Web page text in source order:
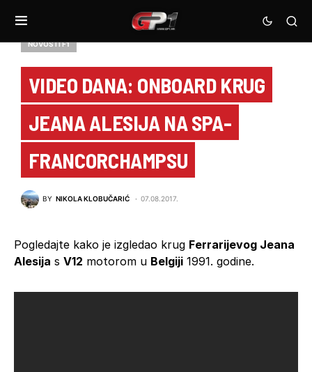
NOVOSTI F1
VIDEO DANA: ONBOARD KRUG
JEANA ALESIJA NA SPA-
FRANCORCHAMPSU
BY NIKOLA KLOBUČARIĆ 07.08.2017.
Pogledajte kako je izgledao krug Ferrarijevog Jeana
Alesija s V12 motorom u Belgiji 1991. godine.